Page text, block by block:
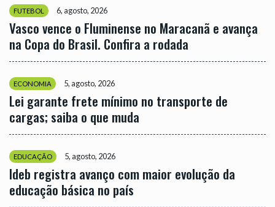
FUTEBOL 6, agosto, 2026
Vasco vence o Fluminense no Maracanã e avança
na Copa do Brasil. Confira a rodada
ECONOMIA 5, agosto, 2026
Lei garante frete mínimo no transporte de
cargas; saiba o que muda
EDUCAÇÃO 5, agosto, 2026
Ideb registra avanço com maior evolução da
educação básica no país